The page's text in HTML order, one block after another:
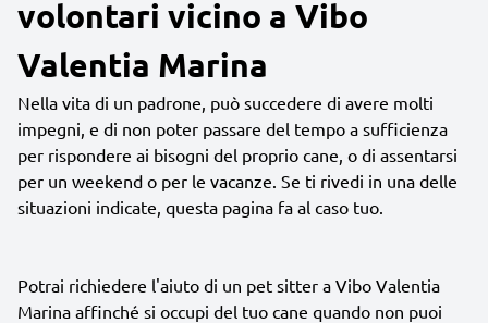
volontari vicino a Vibo
Valentia Marina
Nella vita di un padrone, può succedere di avere molti
impegni, e di non poter passare del tempo a sufficienza
per rispondere ai bisogni del proprio cane, o di assentarsi
per un weekend o per le vacanze. Se ti rivedi in una delle
situazioni indicate, questa pagina fa al caso tuo.
Potrai richiedere l'aiuto di un pet sitter a Vibo Valentia
Marina affinché si occupi del tuo cane quando non puoi